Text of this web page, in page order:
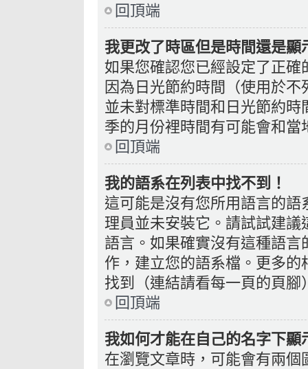
回頂端
我更改了時區但是時間還是顯
如果您確認您已經設定了正
因為日光節約時間（使用於
並未對標準時間和日光節約
季的月份裡時間有可能會和
回頂端
我的語系在列表中找不到！
這可能是沒有您所用語言的
理員並未安裝它。請試試建
語言。如果確實沒有這種語
作，建立您的語系檔。更多
找到（連結請看每一頁的頁腳
回頂端
我如何才能在自己的名字下顯
在瀏覽文章時，可能會有兩